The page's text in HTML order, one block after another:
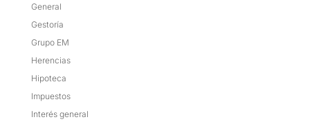
General
Gestoría
Grupo EM
Herencias
Hipoteca
Impuestos
Interés general